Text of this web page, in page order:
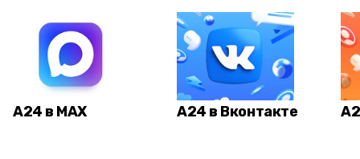
А24 в MAX А24 в Вконтакте